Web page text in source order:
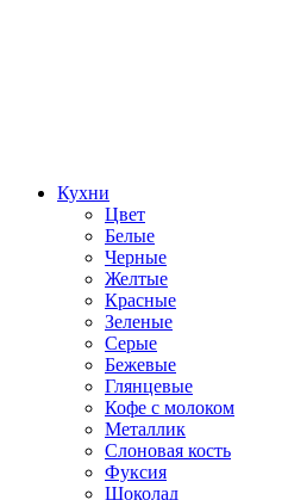
Кухни
Цвет
Белые
Черные
Желтые
Красные
Зеленые
Серые
Бежевые
Глянцевые
Кофе с молоком
Металлик
Слоновая кость
Фуксия
Шоколад